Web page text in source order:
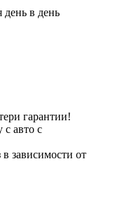
в день
гарантии!
авто с
зависимости от